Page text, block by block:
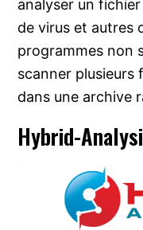
analyser un
de virus et autres
programmes non
scanner plusieurs
dans une archive
Hybrid-